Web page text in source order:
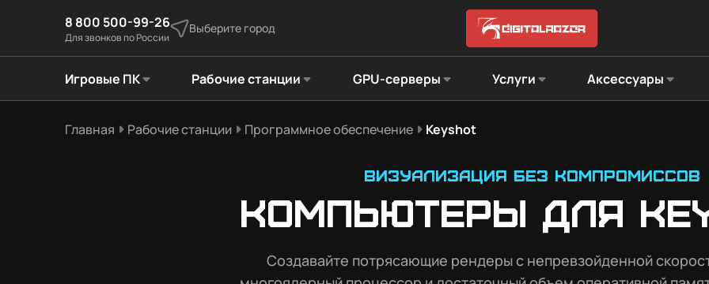
8 800 500-99-26
Для звонков по России
Выберите город
Игровые ПК Рабочие станции GPU-серверы Услуги Аксессуары
Главная Рабочие станции Программное обеспечение Keyshot
Визуализация без компромиссов
Компьютеры для
Создавайте потрясающие рендеры с непревзойденной